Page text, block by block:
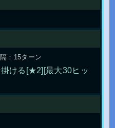
：15ターン
掛ける[★2][最大30ヒッ